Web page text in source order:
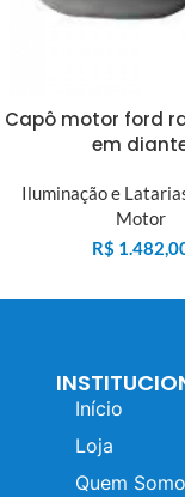
Capô motor ford
em
Iluminação e
Motor
R$
Início
Loja
Quem